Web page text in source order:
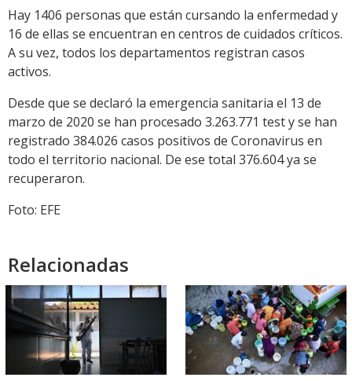
Hay 1406 personas que están cursando la enfermedad y
16 de ellas se encuentran en centros de cuidados críticos.
A su vez, todos los departamentos registran casos
activos.
Desde que se declaró la emergencia sanitaria el 13 de
marzo de 2020 se han procesado 3.263.771 test y se han
registrado 384.026 casos positivos de Coronavirus en
todo el territorio nacional. De ese total 376.604 ya se
recuperaron.
Foto: EFE
Relacionadas